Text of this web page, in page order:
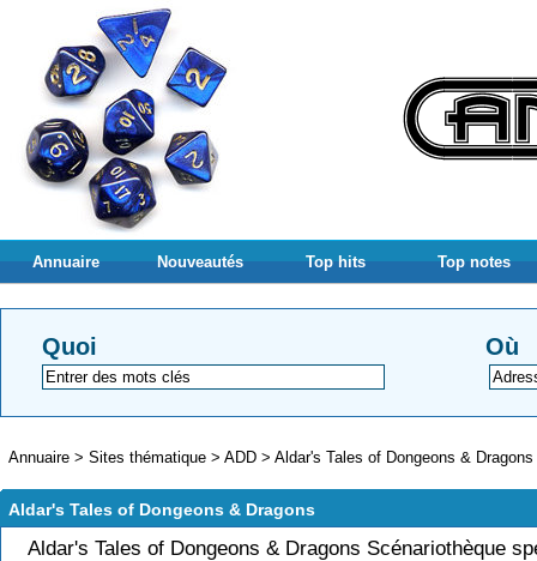
Annuaire Nouveautés Top hits Top notes
Quoi Où
Annuaire > Sites thématique > ADD > Aldar's Tales of Dongeons & Dragons
Aldar's Tales of Dongeons & Dragons
Aldar's Tales of Dongeons & Dragons Scénariothèque